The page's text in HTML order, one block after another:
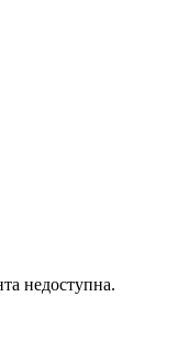
недоступна.